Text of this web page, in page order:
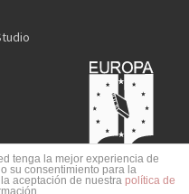
tenga la mejor experiencia de
su consentimiento para la
aceptación de nuestra política de